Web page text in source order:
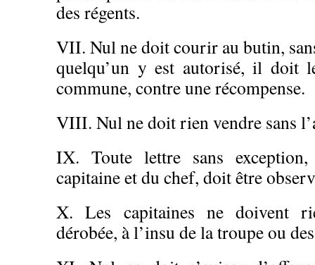
des régents.
VII. Nul ne doit courir au butin,
quelqu’un y est autorisé, il doit
commune, contre une récompense.
VIII. Nul ne doit rien vendre sans
IX. Toute lettre sans
capitaine et du chef, doit être
X. Les capitaines ne doivent
dérobée, à l’insu de la troupe ou